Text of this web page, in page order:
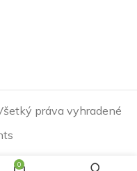
práva vyhradené
0